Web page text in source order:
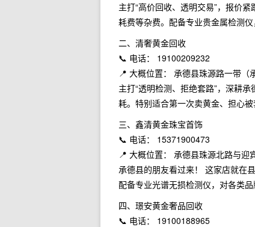
主打“高价回收、透明交易”，报价
耗费等杂费。配备专业贵金属检测
二、清奢黄金回收
📞 电话： 19100209232
📍 大概位置： 承德县珠源路一带
主打“透明检测、拒绝套路”，深耕
耗。特别适合第一次卖黄金、担心被
三、鑫清黄金珠宝首饰
📞 电话： 15371900473
📍 大概位置： 承德县珠源北路与
承德县的朋友看过来！ 这家店就在
配备专业光谱无损检测仪，对各类
四、璟安黄金奢品回收
📞 电话： 19100188965